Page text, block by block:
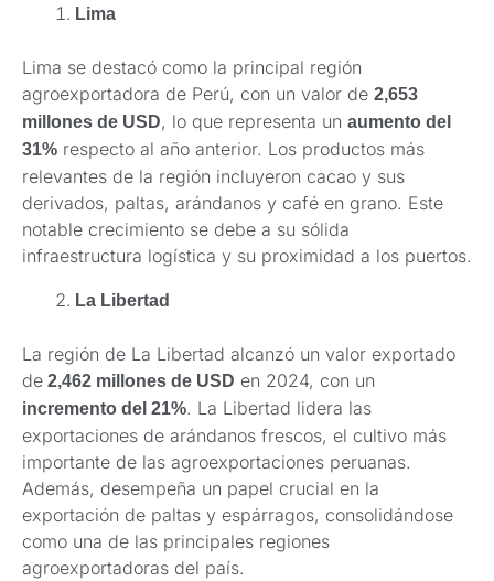
Lima
Lima se destacó como la principal región
agroexportadora de Perú, con un valor de 2,653
millones de USD, lo que representa un aumento del
31% respecto al año anterior. Los productos más
relevantes de la región incluyeron cacao y sus
derivados, paltas, arándanos y café en grano. Este
notable crecimiento se debe a su sólida
infraestructura logística y su proximidad a los puertos.
La Libertad
La región de La Libertad alcanzó un valor exportado
de 2,462 millones de USD en 2024, con un
incremento del 21%. La Libertad lidera las
exportaciones de arándanos frescos, el cultivo más
importante de las agroexportaciones peruanas.
Además, desempeña un papel crucial en la
exportación de paltas y espárragos, consolidándose
como una de las principales regiones
agroexportadoras del país.